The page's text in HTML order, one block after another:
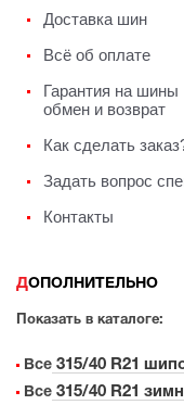
Доставка шин
Всё об оплате
Гарантия на шины
обмен и возврат
Как сделать
Задать вопрос
Контакты
ДОПОЛНИТЕЛЬНО
Показать в каталоге:
Все 315/40 R21
Все 315/40 R21